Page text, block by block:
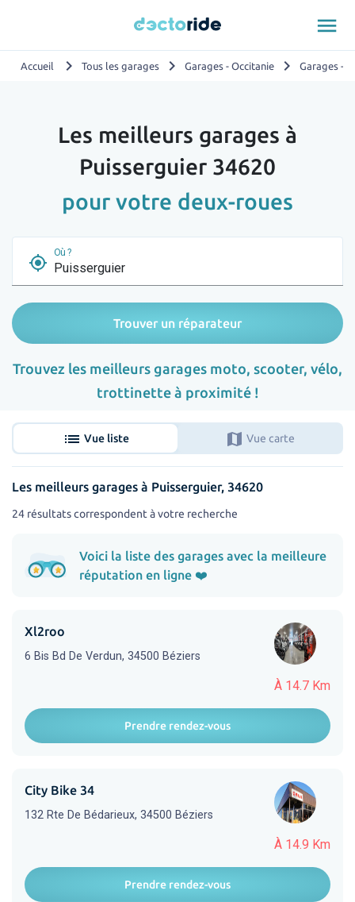
menu
Accueil chevron_right Tous les garages chevron_right Garages - Occitanie chevron_right Garages -
Les meilleurs garages à
Puisserguier 34620
pour votre deux-roues
my_location
Où ?
Trouver un réparateur
Trouvez les meilleurs garages moto, scooter, vélo,
trottinette à proximité !
list Vue liste map Vue carte
Les meilleurs garages à Puisserguier, 34620
24 résultats correspondent à votre recherche
Voici la liste des garages avec la meilleure
réputation en ligne ❤️
À 14.7 Km
Xl2roo
6 Bis Bd De Verdun, 34500 Béziers
Prendre rendez-vous
À 14.9 Km
City Bike 34
132 Rte De Bédarieux, 34500 Béziers
Prendre rendez-vous